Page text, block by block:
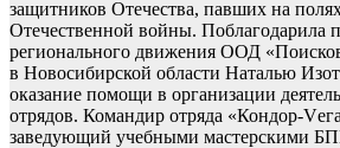
защитников Отечества, павших на
Отечественной войны. Поблагодарила
регионального движения ООД
в Новосибирской области Наталью
оказание помощи в организации
отрядов. Командир отряда «Кондор-
заведующий учебными мастерскими